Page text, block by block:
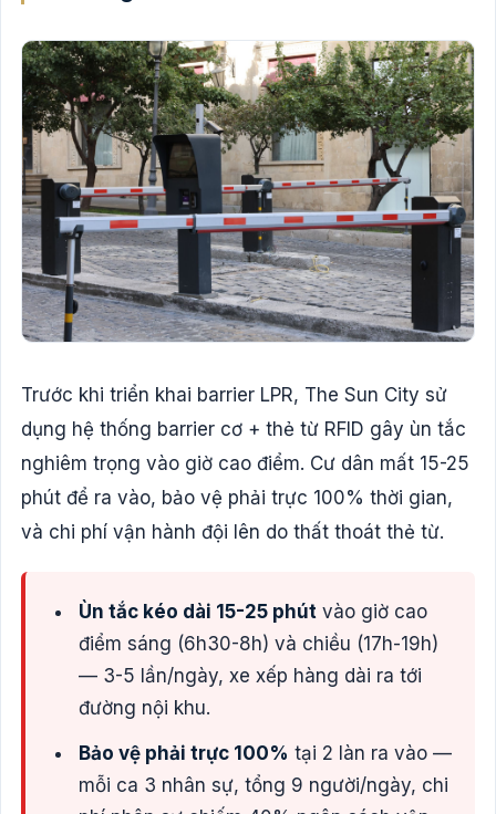
Trước khi triển khai barrier LPR, The Sun City sử
dụng hệ thống barrier cơ + thẻ từ RFID gây ùn tắc
nghiêm trọng vào giờ cao điểm. Cư dân mất 15-25
phút để ra vào, bảo vệ phải trực 100% thời gian,
và chi phí vận hành đội lên do thất thoát thẻ từ.
Ùn tắc kéo dài 15-25 phút vào giờ cao
điểm sáng (6h30-8h) và chiều (17h-19h)
— 3-5 lần/ngày, xe xếp hàng dài ra tới
đường nội khu.
Bảo vệ phải trực 100% tại 2 làn ra vào —
mỗi ca 3 nhân sự, tổng 9 người/ngày, chi